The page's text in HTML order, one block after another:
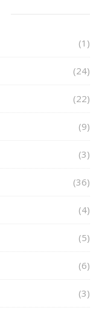
(1)
(24)
(22)
(9)
(3)
(36)
(4)
(5)
(6)
(3)